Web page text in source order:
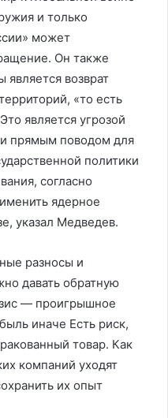
и только
может
Он также
возврат
«то есть
является угрозой
прямым поводом для
политики
согласно
ядерное
указал Медведев.
разносы и
давать обратную
— проигрышное
иначе Есть риск,
товар. Как
компаний уходят
их опыт